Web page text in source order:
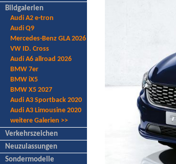
Bildgalerien
Audi A2 e-tron
Audi Q9
Mercedes-Benz GLA 2026
VW ID. Cross
Audi A6 allroad 2026
BMW 7er
BMW iX5
BMW X5 2027
Audi A3 Sportback 2020
Audi A3 Limousine 2020
weitere Galerien >>
Verkehrszeichen
Neuzulassungen
Sondermodelle